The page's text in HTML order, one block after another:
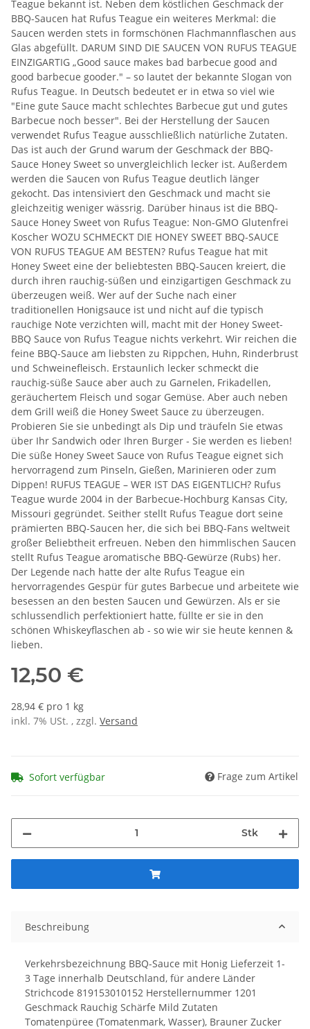
Teague bekannt ist. Neben dem köstlichen Geschmack der
BBQ-Saucen hat Rufus Teague ein weiteres Merkmal: die
Saucen werden stets in formschönen Flachmannflaschen aus
Glas abgefüllt. DARUM SIND DIE SAUCEN VON RUFUS TEAGUE
EINZIGARTIG „Good sauce makes bad barbecue good and
good barbecue gooder." – so lautet der bekannte Slogan von
Rufus Teague. In Deutsch bedeutet er in etwa so viel wie
"Eine gute Sauce macht schlechtes Barbecue gut und gutes
Barbecue noch besser". Bei der Herstellung der Saucen
verwendet Rufus Teague ausschließlich natürliche Zutaten.
Das ist auch der Grund warum der Geschmack der BBQ-
Sauce Honey Sweet so unvergleichlich lecker ist. Außerdem
werden die Saucen von Rufus Teague deutlich länger
gekocht. Das intensiviert den Geschmack und macht sie
gleichzeitig weniger wässrig. Darüber hinaus ist die BBQ-
Sauce Honey Sweet von Rufus Teague: Non-GMO Glutenfrei
Koscher WOZU SCHMECKT DIE HONEY SWEET BBQ-SAUCE
VON RUFUS TEAGUE AM BESTEN? Rufus Teague hat mit
Honey Sweet eine der beliebtesten BBQ-Saucen kreiert, die
durch ihren rauchig-süßen und einzigartigen Geschmack zu
überzeugen weiß. Wer auf der Suche nach einer
traditionellen Honigsauce ist und nicht auf die typisch
rauchige Note verzichten will, macht mit der Honey Sweet-
BBQ Sauce von Rufus Teague nichts verkehrt. Wir reichen die
feine BBQ-Sauce am liebsten zu Rippchen, Huhn, Rinderbrust
und Schweinefleisch. Erstaunlich lecker schmeckt die
rauchig-süße Sauce aber auch zu Garnelen, Frikadellen,
geräuchertem Fleisch und sogar Gemüse. Aber auch neben
dem Grill weiß die Honey Sweet Sauce zu überzeugen.
Probieren Sie sie unbedingt als Dip und träufeln Sie etwas
über Ihr Sandwich oder Ihren Burger - Sie werden es lieben!
Die süße Honey Sweet Sauce von Rufus Teague eignet sich
hervorragend zum Pinseln, Gießen, Marinieren oder zum
Dippen! RUFUS TEAGUE – WER IST DAS EIGENTLICH? Rufus
Teague wurde 2004 in der Barbecue-Hochburg Kansas City,
Missouri gegründet. Seither stellt Rufus Teague dort seine
prämierten BBQ-Saucen her, die sich bei BBQ-Fans weltweit
großer Beliebtheit erfreuen. Neben den himmlischen Saucen
stellt Rufus Teague aromatische BBQ-Gewürze (Rubs) her.
Der Legende nach hatte der alte Rufus Teague ein
hervorragendes Gespür für gutes Barbecue und arbeitete wie
besessen an den besten Saucen und Gewürzen. Als er sie
schlussendlich perfektioniert hatte, füllte er sie in den
schönen Whiskeyflaschen ab - so wie wir sie heute kennen &
lieben.
12,50 €
28,94 € pro 1 kg
inkl. 7% USt. , zzgl. Versand
Sofort verfügbar Frage zum Artikel
Stk
Beschreibung
Verkehrsbezeichnung BBQ-Sauce mit Honig Lieferzeit 1-
3 Tage innerhalb Deutschland, für andere Länder
Strichcode 819153010152 Herstellernummer 1201
Geschmack Rauchig Schärfe Mild Zutaten
Tomatenpüree (Tomatenmark, Wasser), Brauner Zucker